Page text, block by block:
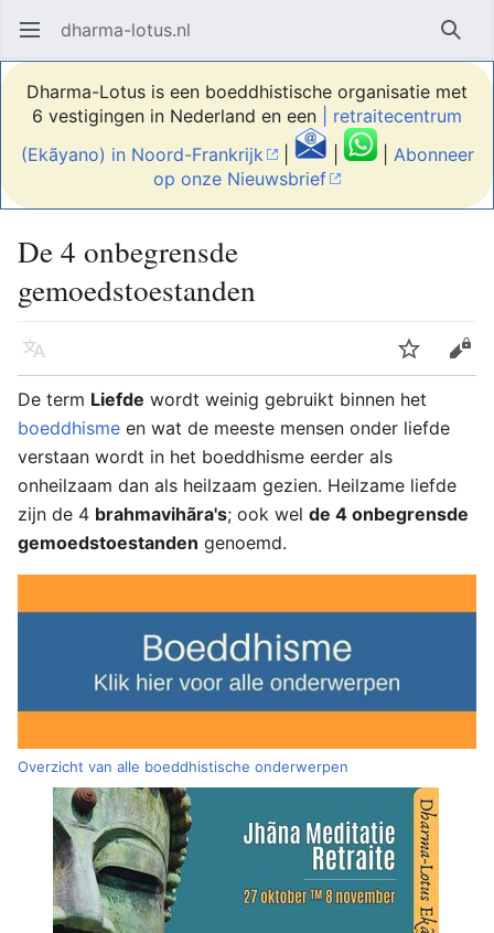
Hoofdmenu openen dharma-lotus.nl
Dharma-Lotus is een boeddhistische organisatie met
6 vestigingen in Nederland en een
| retraitecentrum
(Ekãyano) in Noord-Frankrijk
| | Abonneer
op onze Nieuwsbrief
De 4 onbegrensde
gemoedstoestanden
Taal Volgen
Bewerken
De term Liefde wordt weinig gebruikt binnen het
boeddhisme en wat de meeste mensen onder liefde
verstaan wordt in het boeddhisme eerder als
onheilzaam dan als heilzaam gezien. Heilzame liefde
zijn de 4 brahmavihãra's; ook wel de 4 onbegrensde
gemoedstoestanden genoemd.
Overzicht van alle boeddhistische onderwerpen